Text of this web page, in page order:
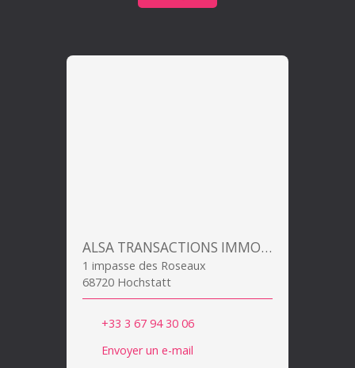
ALSA TRANSACTIONS IMMOBILIERES
1 impasse des Roseaux
68720 Hochstatt
+33 3 67 94 30 06
Envoyer un e-mail